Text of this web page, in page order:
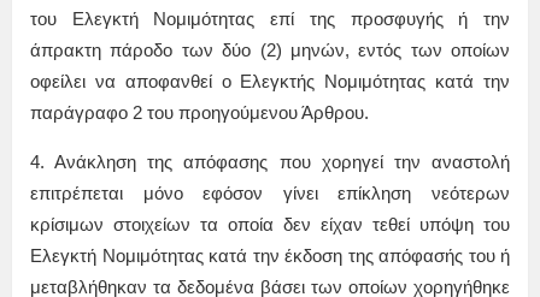
του Ελεγκτή Νομιμότητας επί της προσφυγής ή την
άπρακτη πάροδο των δύο (2) μηνών, εντός των οποίων
οφείλει να αποφανθεί ο Ελεγκτής Νομιμότητας κατά την
παράγραφο 2 του προηγούμενου Άρθρου.
4. Ανάκληση της απόφασης που χορηγεί την αναστολή
επιτρέπεται μόνο εφόσον γίνει επίκληση νεότερων
κρίσιμων στοιχείων τα οποία δεν είχαν τεθεί υπόψη του
Ελεγκτή Νομιμότητας κατά την έκδοση της απόφασής του ή
μεταβλήθηκαν τα δεδομένα βάσει των οποίων χορηγήθηκε